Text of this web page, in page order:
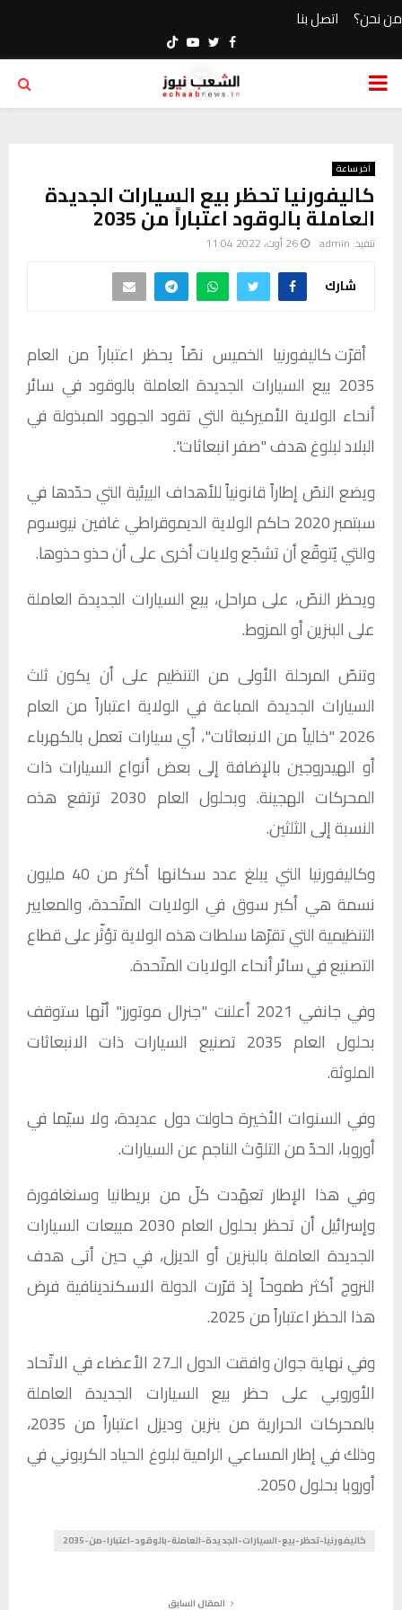
من نحن؟ اتصل بنا
Facebook
Twitter
Youtube
PRIMARY
آخر ساعة
كاليفورنيا تحظر بيع السيارات الجديدة
العاملة بالوقود اعتباراً من 2035
تنفيذ: admin 26 أوت، 2022 11:04
شارك
أقرّت كاليفورنيا الخميس نصّاً يحظر اعتباراً من العام
2035 بيع السيارات الجديدة العاملة بالوقود في سائر
أنحاء الولاية الأميركية التي تقود الجهود المبذولة في
البلاد لبلوغ هدف "صفر انبعاثات".
ويضع النصّ إطاراً قانونياً للأهداف البيئية التي حدّدها في
سبتمبر 2020 حاكم الولاية الديموقراطي غافين نيوسوم
والتي يُتوقّع أن تشجّع ولايات أخرى على أن حذو حذوها.
ويحظر النصّ، على مراحل، بيع السيارات الجديدة العاملة
على البنزين أو المزوط.
وتنصّ المرحلة الأولى من التنظيم على أن يكون ثلث
السيارات الجديدة المباعة في الولاية اعتباراً من العام
2026 "خالياً من الانبعاثات"، أي سيارات تعمل بالكهرباء
أو الهيدروجين بالإضافة إلى بعض أنواع السيارات ذات
المحركات الهجينة. وبحلول العام 2030 ترتفع هذه
النسبة إلى الثلثين.
وكاليفورنيا التي يبلغ عدد سكانها أكثر من 40 مليون
نسمة هي أكبر سوق في الولايات المتّحدة، والمعايير
التنظيمية التي تقرّها سلطات هذه الولاية تؤثّر على قطاع
التصنيع في سائر أنحاء الولايات المتّحدة.
وفي جانفي 2021 أعلنت "جنرال موتورز" أنّها ستوقف
بحلول العام 2035 تصنيع السيارات ذات الانبعاثات
الملوثة.
وفي السنوات الأخيرة حاولت دول عديدة، ولا سيّما في
أوروبا، الحدّ من التلوّث الناجم عن السيارات.
وفي هذا الإطار تعهّدت كلّ من بريطانيا وسنغافورة
وإسرائيل أن تحظر بحلول العام 2030 مبيعات السيارات
الجديدة العاملة بالبنزين أو الديزل، في حين أتى هدف
النروج أكثر طموحاً إذ قرّرت الدولة الاسكندينافية فرض
هذا الحظر اعتباراً من 2025.
وفي نهاية جوان وافقت الدول الـ27 الأعضاء في الاتّحاد
الأوروبي على حظر بيع السيارات الجديدة العاملة
بالمحركات الحرارية من بنزين وديزل اعتباراً من 2035،
وذلك في إطار المساعي الرامية لبلوغ الحياد الكربوني في
أوروبا بحلول 2050.
كاليفورنيا-تحظر-بيع-السيارات-الجديدة-العاملة-بالوقود-اعتبارا-من-2035
المقال السابق